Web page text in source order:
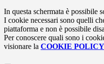
In questa schermata è possibile
I cookie necessari sono quelli
piattaforma e non è possibile
Per conoscere quali sono i
visionare la COOKIE POLICY